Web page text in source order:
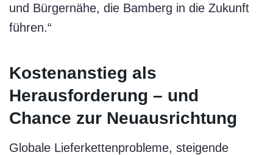
und Bürgernähe, die Bamberg in die Zukunft
führen.“
Kostenanstieg als
Herausforderung – und
Chance zur Neuausrichtung
Globale Lieferkettenprobleme, steigende